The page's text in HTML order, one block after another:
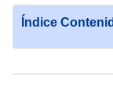
Índice